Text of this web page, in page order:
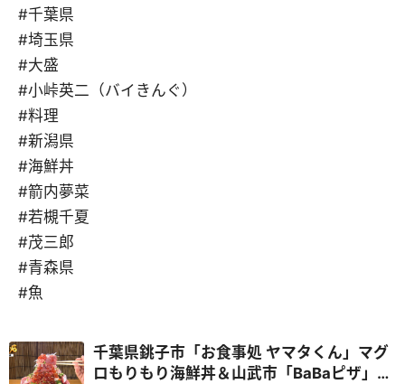
#千葉県
#埼玉県
#大盛
#小峠英二（バイきんぐ）
#料理
#新潟県
#海鮮丼
#箭内夢菜
#若槻千夏
#茂三郎
#青森県
#魚
千葉県銚子市「お食事処 ヤマタくん」マグ
ロもりもり海鮮丼＆山武市「BaBaピザ」平